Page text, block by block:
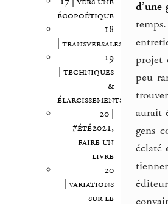
écopoétique
18
| transversales
19
| techniques
&
élargissements
20 |
#été2021,
faire un
livre
20
| variations
sur le
d’une
projet
peu
aurait
gens
éclaté